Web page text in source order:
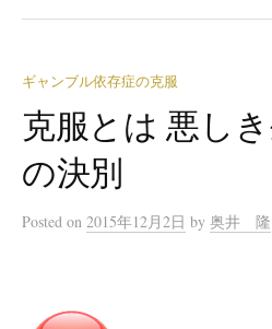
ギャンブル依存症の克服
克服とは 悪し
の決別
Posted on 2015年12月2日 by 奥井 隆